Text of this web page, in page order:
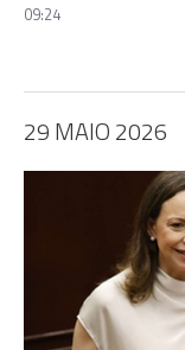
09:24
29 MAIO 2026